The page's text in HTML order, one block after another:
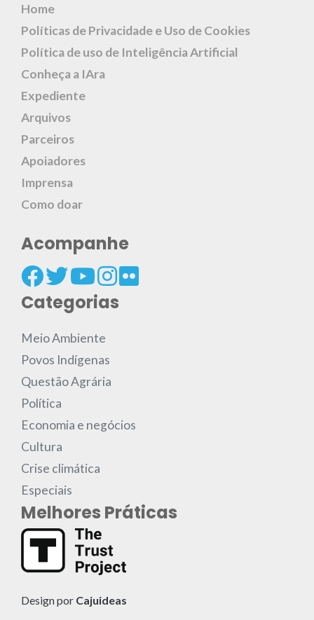
Home
Políticas de Privacidade e Uso de Cookies
Política de uso de Inteligência Artificial
Conheça a IAra
Expediente
Arquivos
Parceiros
Apoiadores
Imprensa
Como doar
Acompanhe
Categorias
Meio Ambiente
Povos Indígenas
Questão Agrária
Política
Economia e negócios
Cultura
Crise climática
Especiais
Melhores Práticas
Design por Cajuideas